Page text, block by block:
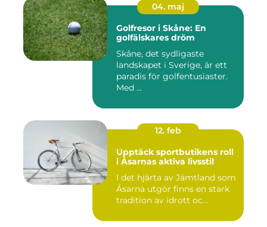
04. maj
Golfresor i Skåne: En
golfälskares dröm
Skåne, det sydligaste
landskapet i Sverige, är ett
paradis för golfentusiaster.
Med ...
12. feb
Upptäck sportbutikens roll
i Åsarnas aktiva livsstil
I det hjärta av Jämtland som
Åsarna utgör finns en stark
tradition av idrott oc...